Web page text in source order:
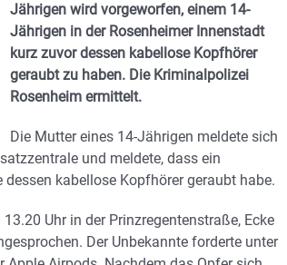
Jährigen wird vorgeworfen, einem 14-
Jährigen in der Rosenheimer Innenstadt
kurz zuvor dessen kabellose Kopfhörer
geraubt zu haben. Die Kriminalpolizei
Rosenheim ermittelt.
Die Mutter eines 14-Jährigen meldete sich
und meldete, dass ein
kabellose Kopfhörer geraubt habe.
Uhr in der Prinzregentenstraße, Ecke
Der Unbekannte forderte unter